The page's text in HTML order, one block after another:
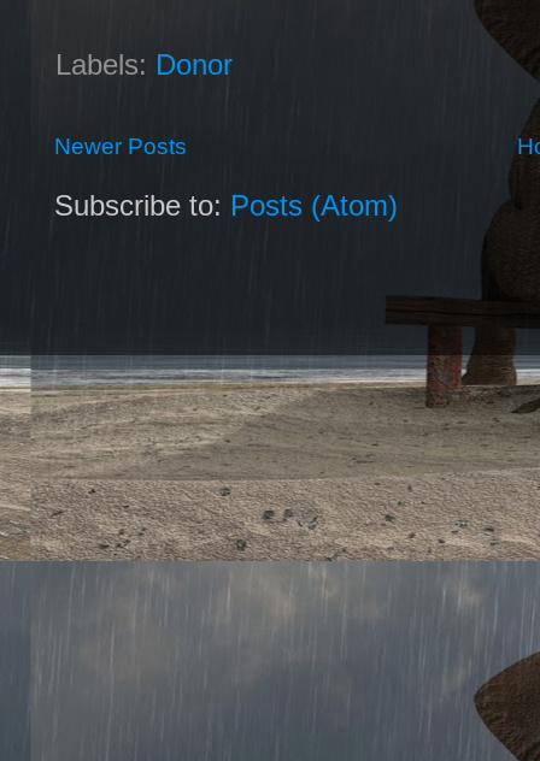
Labels: Donor
Newer Posts
Subscribe to: Posts (Atom)